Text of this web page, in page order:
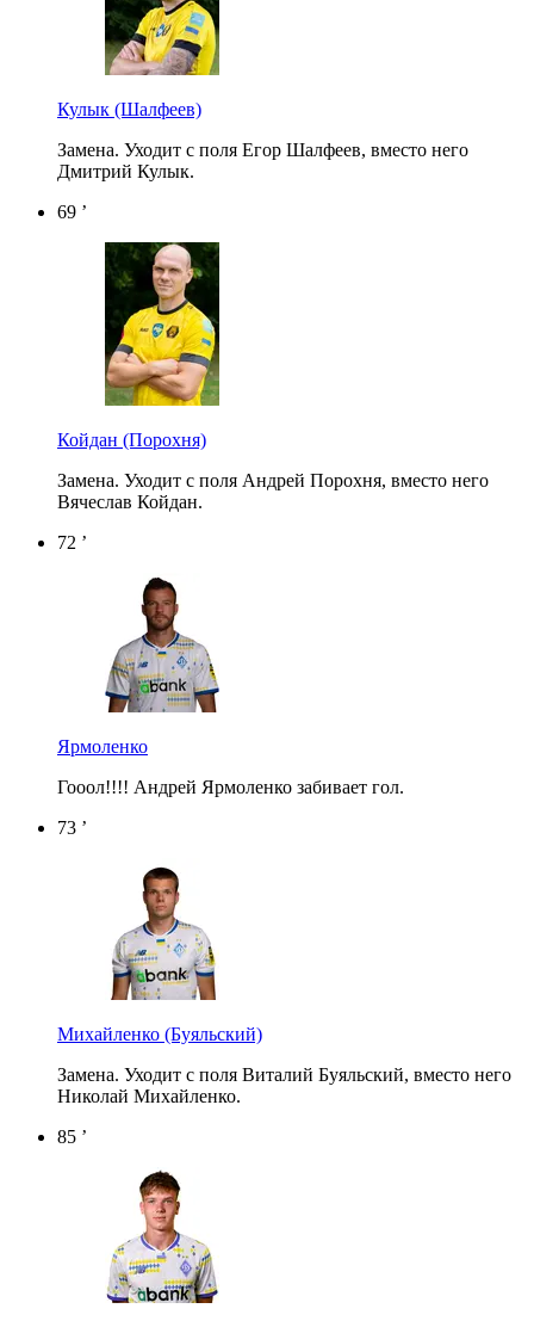
Кулык (Шалфеев)
Замена. Уходит с поля Егор Шалфеев, вместо него
Дмитрий Кулык.
69 ’
Койдан (Порохня)
Замена. Уходит с поля Андрей Порохня, вместо него
Вячеслав Койдан.
72 ’
Ярмоленко
Гооол!!!! Андрей Ярмоленко забивает гол.
73 ’
Михайленко (Буяльский)
Замена. Уходит с поля Виталий Буяльский, вместо него
Николай Михайленко.
85 ’